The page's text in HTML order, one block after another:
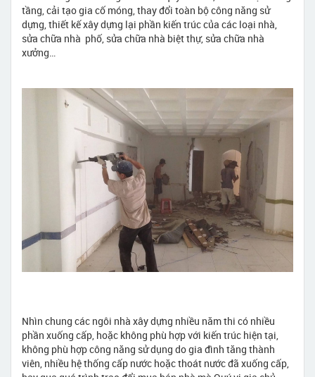
tầng, cải tạo gia cố móng, thay đổi toàn bộ công năng sử
dựng, thiết kế xây dựng lại phần kiến trúc của các loại nhà,
sửa chữa nhà phố, sửa chữa nhà biệt thự, sửa chữa nhà
xưởng…
Nhìn chung các ngôi nhà xây dựng nhiều năm thi có nhiều
phần xuống cấp, hoặc không phù hợp với kiến trúc hiện tại,
không phù hợp công năng sử dụng do gia đình tăng thành
viên, nhiều hệ thống cấp nước hoặc thoát nước đã xuống cấp,